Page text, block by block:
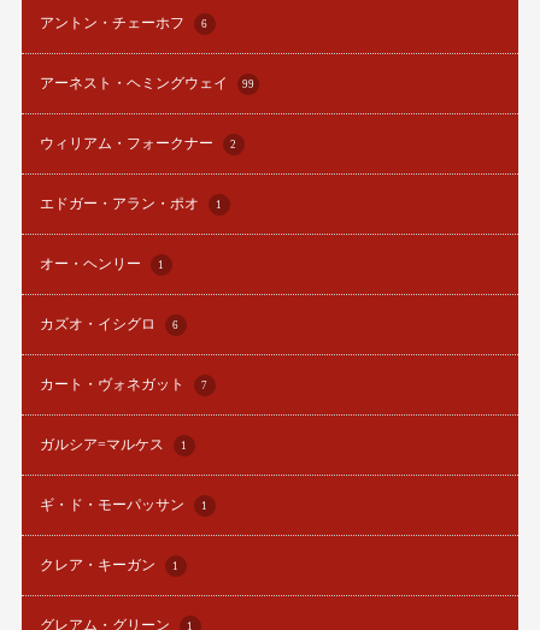
アントン・チェーホフ 6
アーネスト・ヘミングウェイ 99
ウィリアム・フォークナー 2
エドガー・アラン・ポオ 1
オー・ヘンリー 1
カズオ・イシグロ 6
カート・ヴォネガット 7
ガルシア=マルケス 1
ギ・ド・モーパッサン 1
クレア・キーガン 1
グレアム・グリーン 1